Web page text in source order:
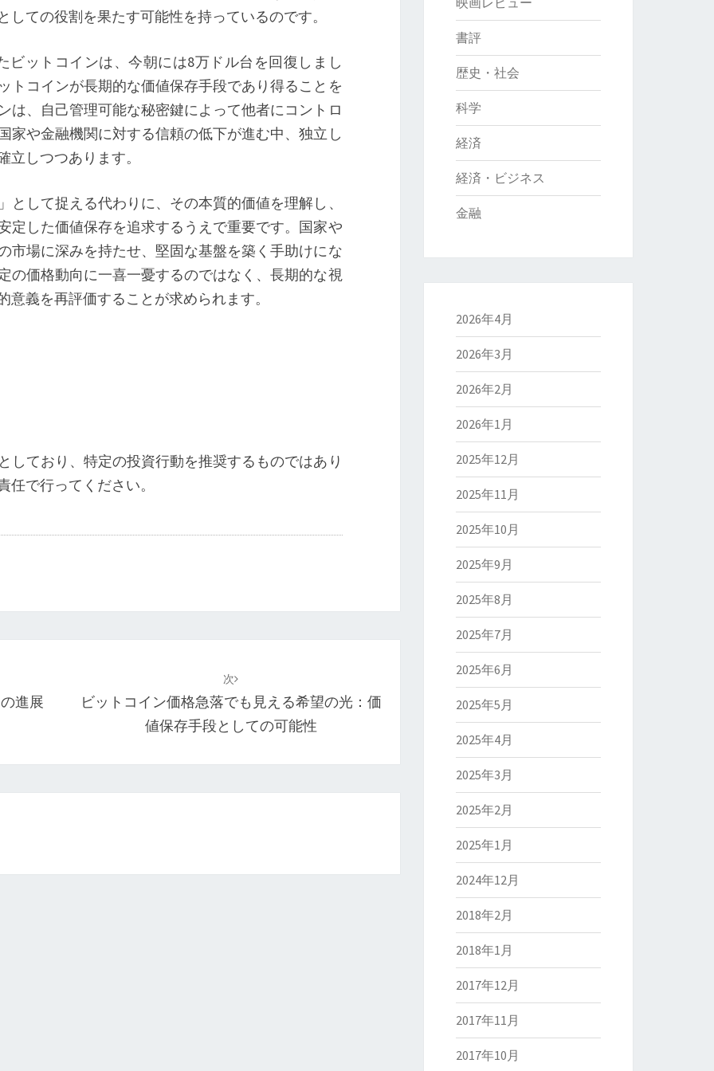
的
義：
価
値
保
存
段
と
し
て
の
ての役割を果たす可能性を持っているのです。
ットコインは、今朝には8万ドル台を回復しまし
トコインが長期的な価値保存手段であり得ることを
は、自己管理可能な秘密鍵によって他者にコントロ
家や金融機関に対する信頼の低下が進む中、独立し
しつつあります。
して捉える代わりに、その本質的価値を理解し、
定した価値保存を追求するうえで重要です。国家や
市場に深みを持たせ、堅固な基盤を築く手助けにな
の価格動向に一喜一憂するのではなく、長期的な視
義を再評価することが求められます。
しており、特定の投資行動を推奨するものではあり
で行ってください。
進展
次
ビットコイン価格急落でも見える希望の光：価
値保存手段としての可能性
書評
歴史・社会
科学
経済
経済・ビジネス
金融
2026年4月
2026年3月
2026年2月
2026年1月
2025年12月
2025年11月
2025年10月
2025年9月
2025年8月
2025年7月
2025年6月
2025年5月
2025年4月
2025年3月
2025年2月
2025年1月
2024年12月
2018年2月
2018年1月
2017年12月
2017年11月
2017年10月